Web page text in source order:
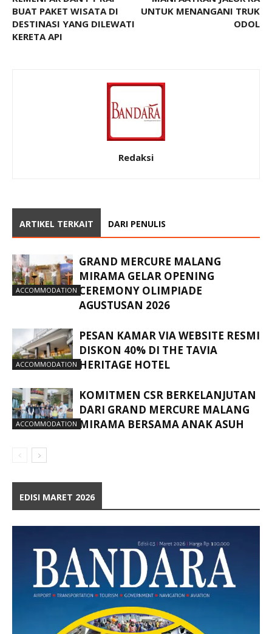
BUAT PAKET WISATA DI
DESTINASI YANG DILEWATI
KERETA API
UNTUK MENANGANI TRUK
ODOL
Redaksi
ARTIKEL TERKAIT DARI PENULIS
ACCOMMODATION
GRAND MERCURE MALANG
MIRAMA GELAR OPENING
CEREMONY OLIMPIADE
AGUSTUSAN 2026
ACCOMMODATION
PESAN KAMAR VIA WEBSITE RESMI
DISKON 40% DI THE TAVIA
HERITAGE HOTEL
ACCOMMODATION
KOMITMEN CSR BERKELANJUTAN
DARI GRAND MERCURE MALANG
MIRAMA BERSAMA ANAK ASUH
EDISI MARET 2026